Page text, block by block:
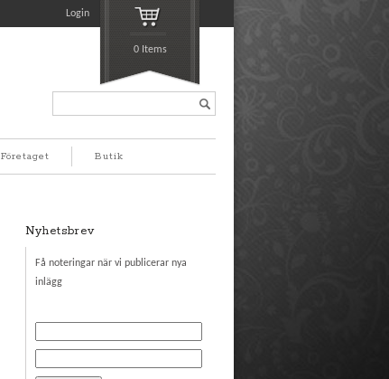
Login
0 Items
Företaget Butik
Nyhetsbrev
Få noteringar när vi publicerar nya
inlägg